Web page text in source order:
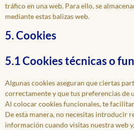
tráfico en una web. Para ello, se
mediante estas balizas web.
5. Cookies
5.1 Cookies técnicas o
Algunas cookies aseguran que ciertas
correctamente y que tus preferencias de
Al colocar cookies funcionales, te
De esta manera, no necesitas introducir
información cuando visitas nuestra web